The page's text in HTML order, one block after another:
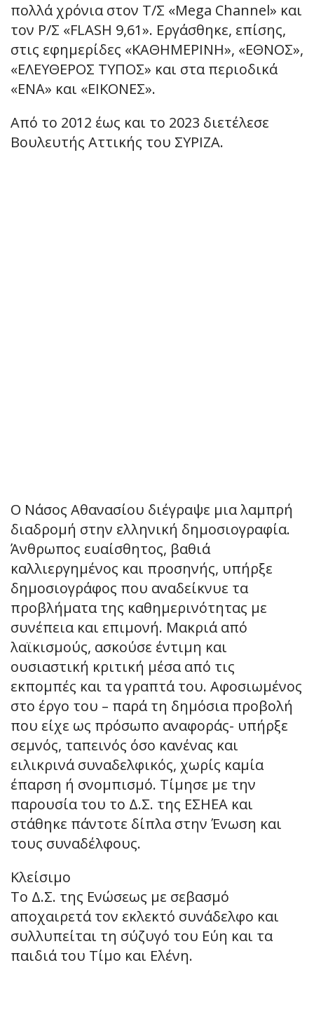
πολλά χρόνια στον Τ/Σ «Mega Channel» και
τον Ρ/Σ «FLASH 9,61». Εργάσθηκε, επίσης,
στις εφημερίδες «ΚΑΘΗΜΕΡΙΝΗ», «ΕΘΝΟΣ»,
«ΕΛΕΥΘΕΡΟΣ ΤΥΠΟΣ» και στα περιοδικά
«ΕΝΑ» και «ΕΙΚΟΝΕΣ».
Από το 2012 έως και το 2023 διετέλεσε
Βουλευτής Αττικής του ΣΥΡΙΖΑ.
Ο Νάσος Αθανασίου διέγραψε μια λαμπρή
διαδρομή στην ελληνική δημοσιογραφία.
Άνθρωπος ευαίσθητος, βαθιά
καλλιεργημένος και προσηνής, υπήρξε
δημοσιογράφος που αναδείκνυε τα
προβλήματα της καθημερινότητας με
συνέπεια και επιμονή. Μακριά από
λαϊκισμούς, ασκούσε έντιμη και
ουσιαστική κριτική μέσα από τις
εκπομπές και τα γραπτά του. Αφοσιωμένος
στο έργο του – παρά τη δημόσια προβολή
που είχε ως πρόσωπο αναφοράς- υπήρξε
σεμνός, ταπεινός όσο κανένας και
ειλικρινά συναδελφικός, χωρίς καμία
έπαρση ή σνομπισμό. Τίμησε με την
παρουσία του το Δ.Σ. της ΕΣΗΕΑ και
στάθηκε πάντοτε δίπλα στην Ένωση και
τους συναδέλφους.
Κλείσιμο
Το Δ.Σ. της Ενώσεως με σεβασμό
αποχαιρετά τον εκλεκτό συνάδελφο και
συλλυπείται τη σύζυγό του Εύη και τα
παιδιά του Τίμο και Ελένη.